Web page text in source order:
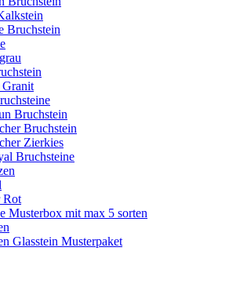
Bruchstein
Bruchstein
Bruchstein
Zierkies
Bruchsteine
Rot
Musterbox mit max 5 sorten
Glasstein Musterpaket